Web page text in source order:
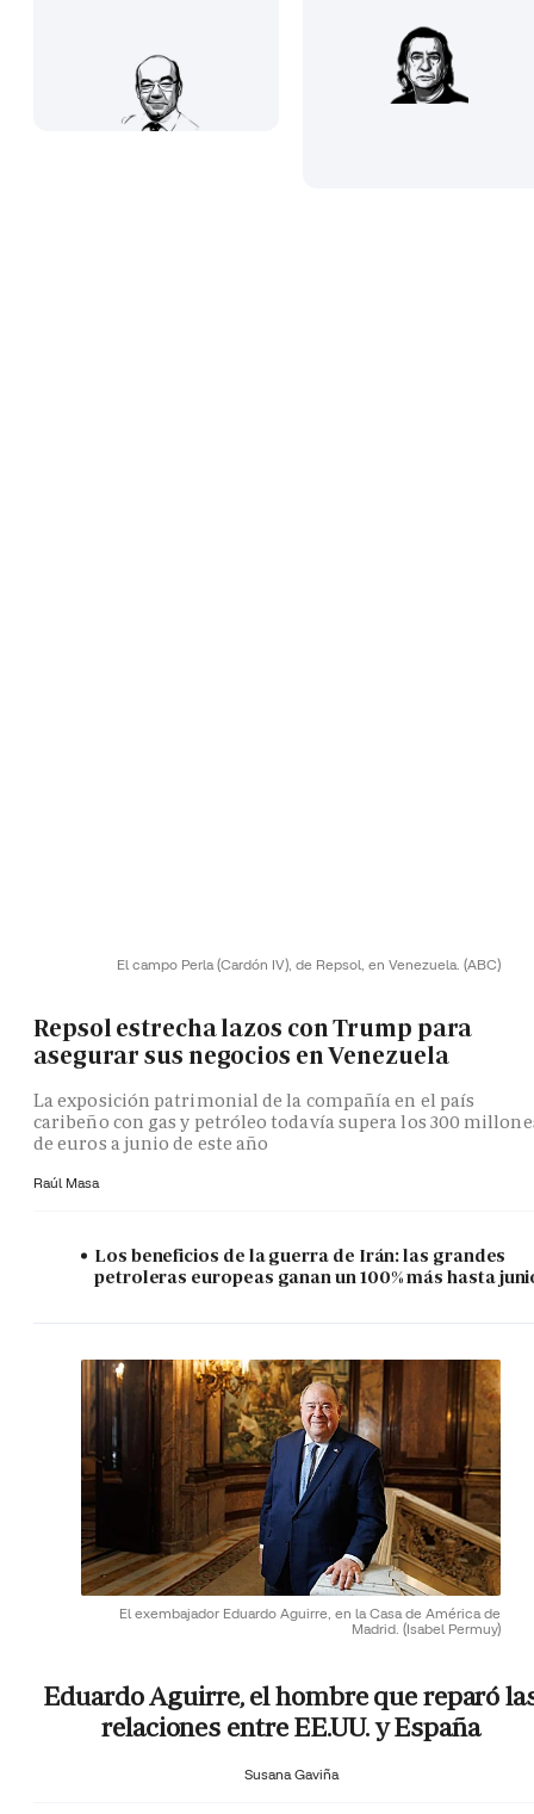
El campo Perla (Cardón IV), de Repsol, en Venezuela. (ABC)
Repsol estrecha lazos con Trump para
asegurar sus negocios en Venezuela
La exposición patrimonial de la compañía en el país
caribeño con gas y petróleo todavía supera los 300
de euros a junio de este año
Raúl Masa
Los beneficios de la guerra de Irán: las grandes
petroleras europeas ganan un 100% más hasta
El exembajador Eduardo Aguirre, en la Casa de América de
Madrid. (Isabel Permuy)
Eduardo Aguirre, el hombre que reparó
relaciones entre EE.UU. y España
Susana Gaviña